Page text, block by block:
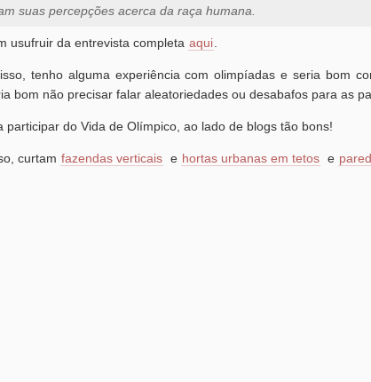
suas percepções acerca da raça humana.
usufruir da entrevista completa aqui
tenho alguma experiência com olimpíadas e seria bom
bom não precisar falar aleatoriedades ou desabafos para as
participar do Vida de Olímpico, ao lado de blogs tão bons!
curtam fazendas verticais e hortas urbanas em tetos e